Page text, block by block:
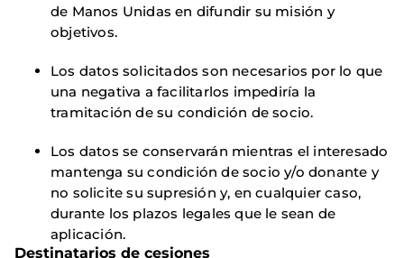
de Manos Unidas en difundir su misión y
objetivos.
Los datos solicitados son necesarios por lo que
una negativa a facilitarlos impediría la
tramitación de su condición de socio.
Los datos se conservarán mientras el interesado
mantenga su condición de socio y/o donante y
no solicite su supresión y, en cualquier caso,
durante los plazos legales que le sean de
aplicación.
Destinatarios de cesiones